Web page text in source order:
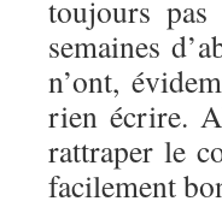
toujours
semaines
n’ont,
rien écrire.
rattraper le
facilement